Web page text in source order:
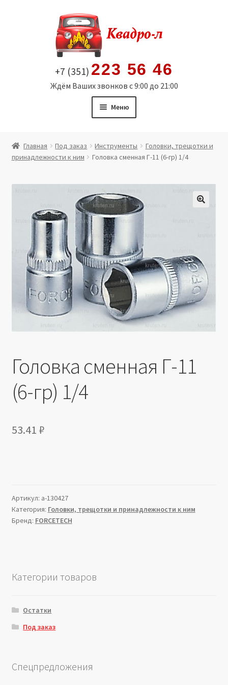
содержимому
+7 (351) 223 56 46
Ждём Ваших звонков с 9:00 до 21:00
Меню
Витрина
Мой аккаунт
Политика в отношении обработки персональных
данных
Производители
Юридические данные
Главная Под заказ Инструменты
Головки, трещотки и
принадлежности к ним
Головка сменная Г-11 (6-гр) 1/4
Головка сменная Г-11
(6-гр) 1/4
53.41 ₽
Артикул: a-130427
Категория: Головки, трещотки и принадлежности к ним
Бренд: FORCETECH
Категории товаров
Остатки
Под заказ
Спецпредложения